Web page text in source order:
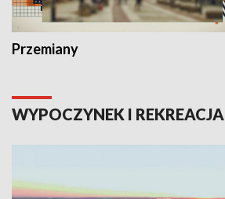
Przemiany
WYPOCZYNEK I REKREACJA